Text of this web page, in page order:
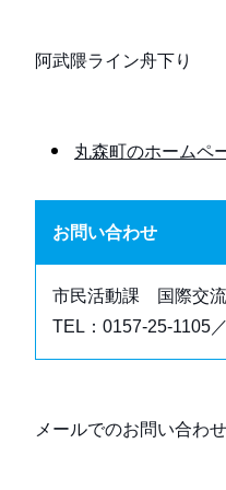
阿武隈ライン舟下り
丸森町のホームペ
お問い合わせ
市民活動課 国際交
TEL：0157-25-1105
メールでのお問い合わ